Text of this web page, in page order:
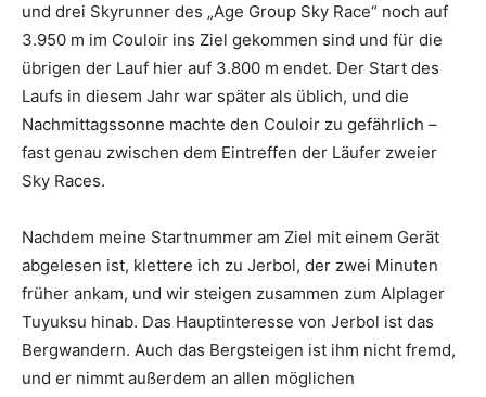
und drei Skyrunner des „Age Group Sky Race“ noch auf
3.950 m im Couloir ins Ziel gekommen sind und für die
übrigen der Lauf hier auf 3.800 m endet. Der Start des
Laufs in diesem Jahr war später als üblich, und die
Nachmittagssonne machte den Couloir zu gefährlich –
fast genau zwischen dem Eintreffen der Läufer zweier
Sky Races.
Nachdem meine Startnummer am Ziel mit einem Gerät
abgelesen ist, klettere ich zu Jerbol, der zwei Minuten
früher ankam, und wir steigen zusammen zum Alplager
Tuyuksu hinab. Das Hauptinteresse von Jerbol ist das
Bergwandern. Auch das Bergsteigen ist ihm nicht fremd,
und er nimmt außerdem an allen möglichen